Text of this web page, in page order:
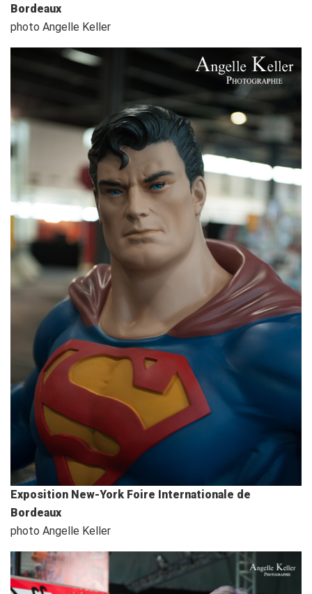
Bordeaux
photo Angelle Keller
Exposition New-York Foire Internationale de
Bordeaux
photo Angelle Keller